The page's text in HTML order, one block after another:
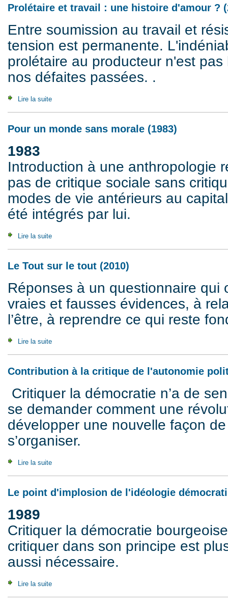
Prolétaire et travail : une histoire d'amour ?
Entre soumission au travail et
tension est permanente.
prolétaire au producteur n'est
nos défaites passées. .
Lire la suite
Pour un monde sans morale (1983)
1983
Introduction à une anthropologie
pas de critique sociale sans
modes de vie antérieurs au
été intégrés par lui.
Lire la suite
Le Tout sur le tout (2010)
Réponses à un questionnaire qui
vraies et fausses évidences, à
l’être, à reprendre ce qui reste
Lire la suite
Contribution à la critique de l'autonomie
Critiquer la démocratie n’a de
se demander comment une
développer une nouvelle façon
s’organiser.
Lire la suite
Le point d'implosion de l'idéologie
1989
Critiquer la démocratie
critiquer dans son principe est
aussi nécessaire.
Lire la suite